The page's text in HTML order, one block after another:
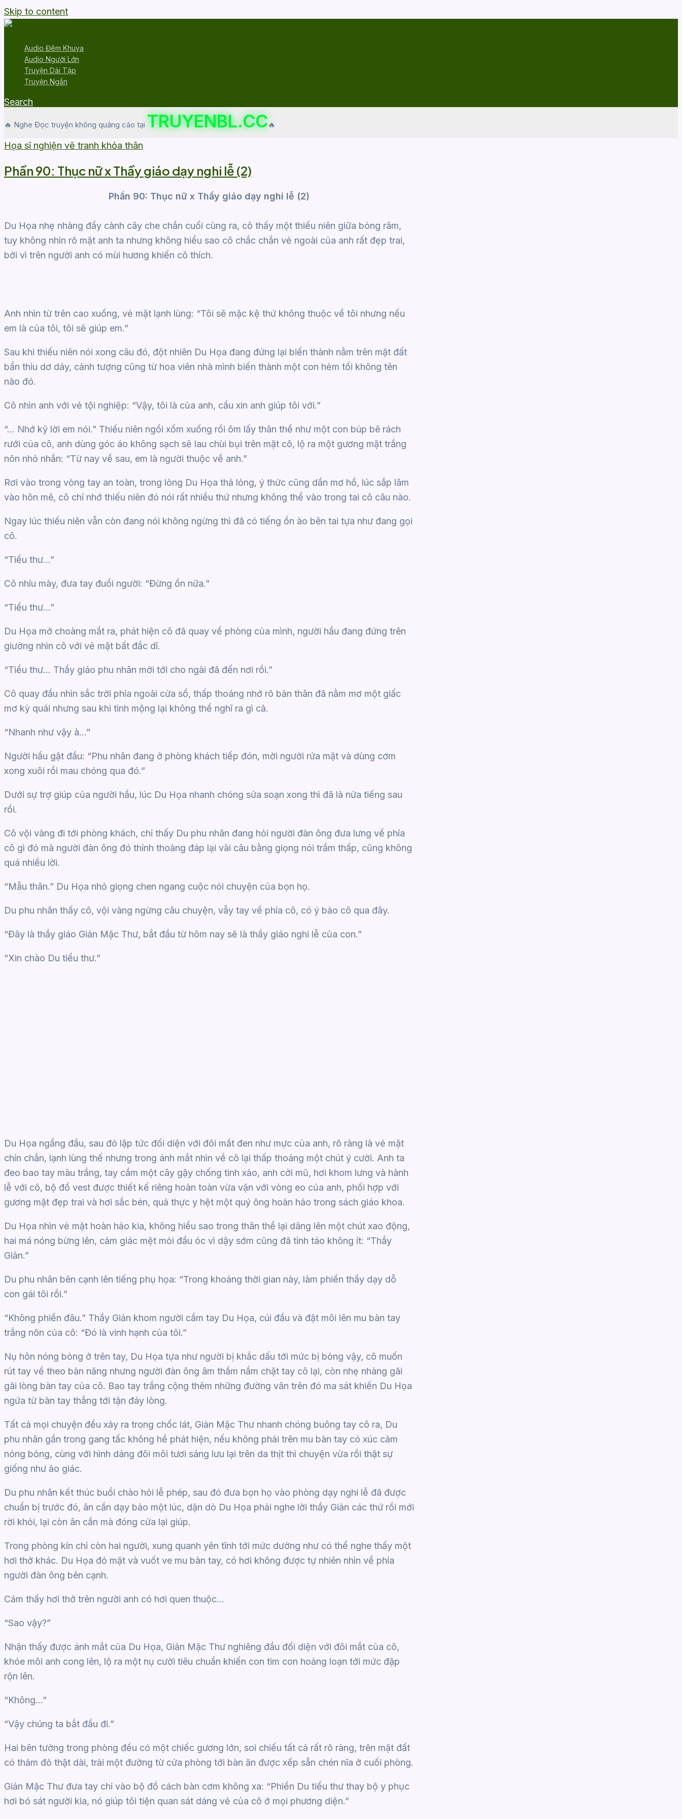
Skip to content
Audio Đêm Khuya
Audio Người Lớn
Truyện Dài Tập
Truyện Ngắn
Search
🔥 Nghe Đọc truyện không quảng cáo tại TRUYENBL.CC🔥
Họa sĩ nghiện vẽ tranh khỏa thân
Phần 90: Thục nữ x Thầy giáo dạy nghi lễ (2)
Phần 90: Thục nữ x Thầy giáo dạy nghi lễ (2)
Du Họa nhẹ nhàng đẩy cành cây che chắn cuối cùng ra, cô thấy một thiếu niên giữa bóng râm,
tuy không nhìn rõ mặt anh ta nhưng không hiểu sao cô chắc chắn vẻ ngoài của anh rất đẹp trai,
bởi vì trên người anh có mùi hương khiến cô thích.
Anh nhìn từ trên cao xuống, vẻ mặt lạnh lùng: “Tôi sẽ mặc kệ thứ không thuộc về tôi nhưng nếu
em là của tôi, tôi sẽ giúp em.”
Sau khi thiếu niên nói xong câu đó, đột nhiên Du Họa đang đứng lại biến thành nằm trên mặt đất
bẩn thỉu dơ dáy, cảnh tượng cũng từ hoa viên nhà mình biến thành một con hẻm tối không tên
nào đó.
Cô nhìn anh với vẻ tội nghiệp: “Vậy, tôi là của anh, cầu xin anh giúp tôi với.”
“… Nhớ kỹ lời em nói.” Thiếu niên ngồi xổm xuống rồi ôm lấy thân thể như một con búp bê rách
rưới của cô, anh dùng góc áo không sạch sẽ lau chùi bụi trên mặt cô, lộ ra một gương mặt trắng
nõn nhỏ nhắn: “Từ nay về sau, em là người thuộc về anh.”
Rơi vào trong vòng tay an toàn, trong lòng Du Họa thả lỏng, ý thức cũng dần mơ hồ, lúc sắp lâm
vào hôn mê, cô chỉ nhớ thiếu niên đó nói rất nhiều thứ nhưng không thể vào trong tai cô câu nào.
Ngay lúc thiếu niên vẫn còn đang nói không ngừng thì đã có tiếng ồn ào bên tai tựa như đang gọi
cô.
“Tiểu thư…”
Cô nhíu mày, đưa tay đuổi người: “Đừng ồn nữa.”
“Tiểu thư…”
Du Họa mở choàng mắt ra, phát hiện cô đã quay về phòng của mình, người hầu đang đứng trên
giường nhìn cô với vẻ mặt bất đắc dĩ.
“Tiểu thư… Thầy giáo phu nhân mời tới cho ngài đã đến nơi rồi.”
Cô quay đầu nhìn sắc trời phía ngoài cửa sổ, thấp thoáng nhớ rõ bản thân đã nằm mơ một giấc
mơ kỳ quái nhưng sau khi tỉnh mộng lại không thể nghĩ ra gì cả.
“Nhanh như vậy à…”
Người hầu gật đầu: “Phu nhân đang ở phòng khách tiếp đón, mời người rửa mặt và dùng cơm
xong xuôi rồi mau chóng qua đó.”
Dưới sự trợ giúp của người hầu, lúc Du Họa nhanh chóng sửa soạn xong thì đã là nửa tiếng sau
rồi.
Cô vội vàng đi tới phòng khách, chỉ thấy Du phu nhân đang hỏi người đàn ông đưa lưng về phía
cô gì đó mà người đàn ông đó thỉnh thoảng đáp lại vài câu bằng giọng nói trầm thấp, cũng không
quá nhiều lời.
“Mẫu thân.” Du Họa nhỏ giọng chen ngang cuộc nói chuyện của bọn họ.
Du phu nhân thấy cô, vội vàng ngừng câu chuyện, vẫy tay về phía cô, có ý bảo cô qua đây.
“Đây là thầy giáo Giản Mặc Thư, bắt đầu từ hôm nay sẽ là thầy giáo nghi lễ của con.”
“Xin chào Du tiểu thư.”
Du Họa ngẩng đầu, sau đó lập tức đối diện với đôi mắt đen như mực của anh, rõ ràng là vẻ mặt
chín chắn, lạnh lùng thế nhưng trong ánh mắt nhìn về cô lại thấp thoáng một chút ý cười. Anh ta
đeo bao tay màu trắng, tay cầm một cây gậy chống tinh xảo, anh cởi mũ, hơi khom lưng và hành
lễ với cô, bộ đồ vest được thiết kế riêng hoàn toàn vừa vặn với vòng eo của anh, phối hợp với
gương mặt đẹp trai và hơi sắc bén, quả thực y hệt một quý ông hoàn hảo trong sách giáo khoa.
Du Họa nhìn vẻ mặt hoàn hảo kia, không hiểu sao trong thân thể lại dâng lên một chút xao động,
hai má nóng bừng lên, cảm giác mệt mỏi đầu óc vì dậy sớm cũng đã tỉnh táo không ít: “Thầy
Giản.”
Du phu nhân bên cạnh lên tiếng phụ họa: “Trong khoảng thời gian này, làm phiền thầy dạy dỗ
con gái tôi rồi.”
“Không phiền đâu.” Thầy Giản khom người cầm tay Du Họa, cúi đầu và đặt môi lên mu bàn tay
trắng nõn của cô: “Đó là vinh hạnh của tôi.”
Nụ hôn nóng bỏng ở trên tay, Du Họa tựa như người bị khắc dấu tới mức bị bỏng vậy, cô muốn
rút tay về theo bản năng nhưng người đàn ông âm thầm nắm chặt tay cô lại, còn nhẹ nhàng gãi
gãi lòng bàn tay của cô. Bao tay trắng cộng thêm những đường vân trên đó ma sát khiến Du Họa
ngứa từ bàn tay thẳng tới tận đáy lòng.
Tất cả mọi chuyện đều xảy ra trong chốc lát, Giản Mặc Thư nhanh chóng buông tay cô ra, Du
phu nhân gần trong gang tấc không hề phát hiện, nếu không phải trên mu bàn tay có xúc cảm
nóng bỏng, cùng với hình dáng đôi môi tươi sáng lưu lại trên da thịt thì chuyện vừa rồi thật sự
giống như ảo giác.
Du phu nhân kết thúc buổi chào hỏi lễ phép, sau đó đưa bọn họ vào phòng dạy nghi lễ đã được
chuẩn bị trước đó, ân cần dạy bảo một lúc, dặn dò Du Họa phải nghe lời thầy Giản các thứ rồi mới
rời khỏi, lại còn ân cần mà đóng cửa lại giúp.
Trong phòng kín chỉ còn hai người, xung quanh yên tĩnh tới mức dường như có thể nghe thấy một
hơi thở khác. Du Họa đỏ mặt và vuốt ve mu bàn tay, có hơi không được tự nhiên nhìn về phía
người đàn ông bên cạnh.
Cảm thấy hơi thở trên người anh có hơi quen thuộc…
“Sao vậy?”
Nhận thấy được ánh mắt của Du Họa, Giản Mặc Thư nghiêng đầu đối diện với đôi mắt của cô,
khóe môi anh cong lên, lộ ra một nụ cười tiêu chuẩn khiến con tim con hoảng loạn tới mức đập
rộn lên.
“Không…”
“Vậy chúng ta bắt đầu đi.”
Hai bên tường trong phòng đều có một chiếc gương lớn, soi chiếu tất cả rất rõ ràng, trên mặt đất
có thảm đỏ thật dài, trải một đường từ cửa phòng tới bàn ăn được xếp sẵn chén nĩa ở cuối phòng.
Giản Mặc Thư đưa tay chỉ vào bộ đồ cách bàn cơm không xa: “Phiền Du tiểu thư thay bộ y phục
hơi bó sát người kia, nó giúp tôi tiện quan sát dáng vẻ của cô ở mọi phương diện.”